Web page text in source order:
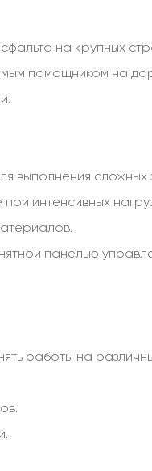
на крупных
помощником на
выполнения сложных
интенсивных
панелью
работы на